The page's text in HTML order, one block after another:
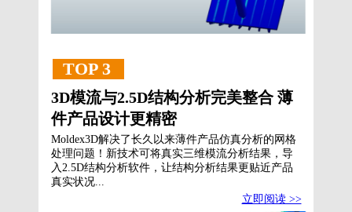
TOP 3
3D模流与2.5D结构分析完美整合 薄
件产品设计更精密
Moldex3D解决了长久以来薄件产品仿真分析的网格
处理问题！新技术可将真实三维模流分析结果，导
入2.5D结构分析软件，让结构分析结果更贴近产品
真实状况...
立即阅读 >>